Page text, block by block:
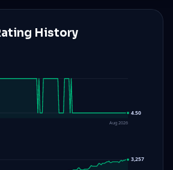
History
4.50
Aug 2026
3,257